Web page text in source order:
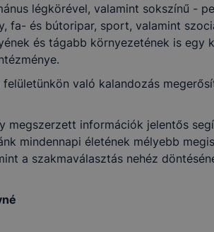
légkörével, valamint sokszínű -
fa- és bútoripar, sport, valamint
és tágabb környezetének is egy
való kalandozás
megszerzett információk jelentős
mindennapi életének mélyebb
a szakmaválasztás nehéz